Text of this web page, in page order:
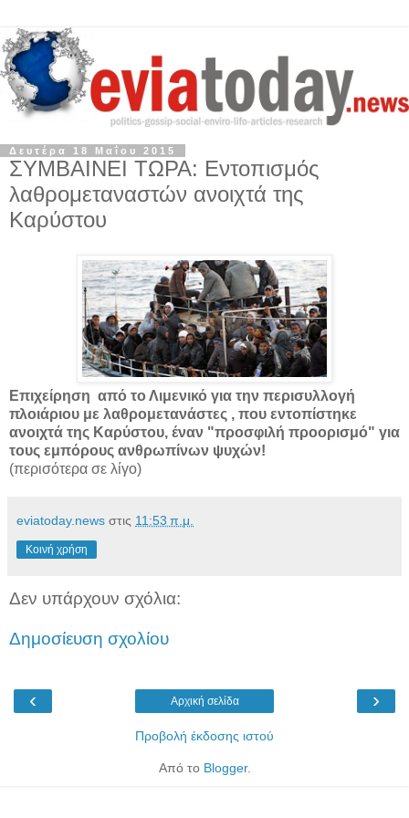
Δευτέρα 18 Μαΐου 2015
ΣΥΜΒΑΙΝΕΙ ΤΩΡΑ: Εντοπισμός
λαθρομεταναστών ανοιχτά της
Καρύστου
Επιχείρηση από το Λιμενικό για την περισυλλογή
πλοιάριου με λαθρομετανάστες , που εντοπίστηκε
ανοιχτά της Καρύστου, έναν "προσφιλή προορισμό" για
τους εμπόρους ανθρωπίνων ψυχών!
(περισότερα σε λίγο)
eviatoday.news στις 11:53 π.μ.
Κοινή χρήση
Δεν υπάρχουν σχόλια:
Δημοσίευση σχολίου
‹ ›
Αρχική σελίδα
Προβολή έκδοσης ιστού
Από το Blogger.